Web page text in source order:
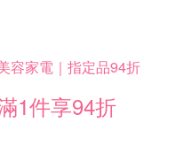
容家電｜指定品94折
1件享94折